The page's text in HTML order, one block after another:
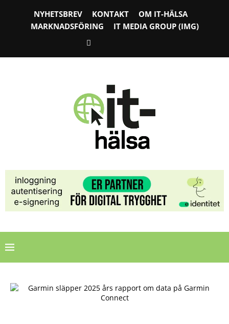
NYHETSBREV KONTAKT
OM IT-HÄLSA
MARKNADSFÖRING
IT MEDIA GROUP (IMG)